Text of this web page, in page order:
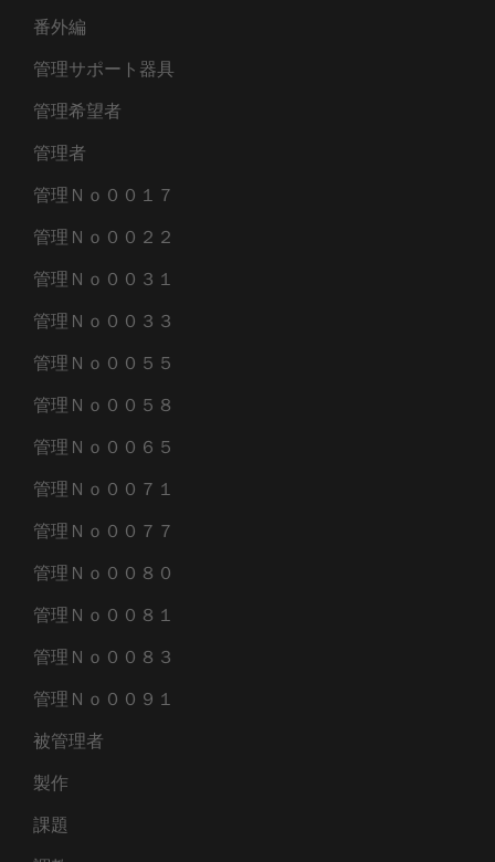
番外編
管理サポート器具
管理希望者
管理者
管理Ｎｏ００１７
管理Ｎｏ００２２
管理Ｎｏ００３１
管理Ｎｏ００３３
管理Ｎｏ００５５
管理Ｎｏ００５８
管理Ｎｏ００６５
管理Ｎｏ００７１
管理Ｎｏ００７７
管理Ｎｏ００８０
管理Ｎｏ００８１
管理Ｎｏ００８３
管理Ｎｏ００９１
被管理者
製作
課題